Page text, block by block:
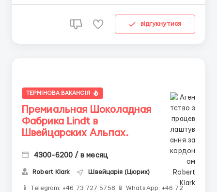
відгукнутися
ТЕРМІНОВА ВАКАНСІЯ
Премиальная Шоколадная
Фабрика Lindt в
Швейцарских Альпах.
4300-6200 / в месяц
Robert Klark Швейцарія (Цюрих)
📱 Telegram: +46 73 727 5758 📱 WhatsApp: +46 72